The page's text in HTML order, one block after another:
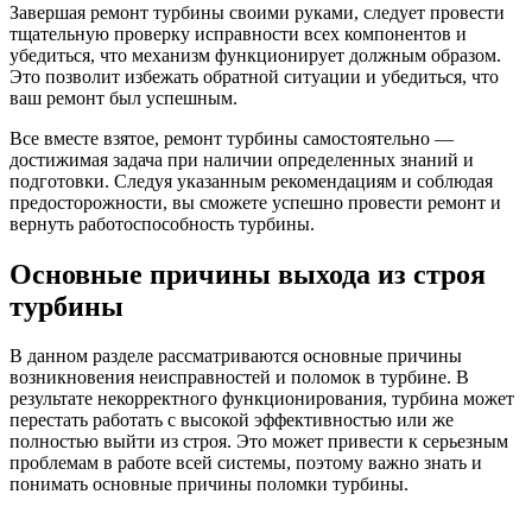
Завершая ремонт турбины своими руками, следует провести
тщательную проверку исправности всех компонентов и
убедиться, что механизм функционирует должным образом.
Это позволит избежать обратной ситуации и убедиться, что
ваш ремонт был успешным.
Все вместе взятое, ремонт турбины самостоятельно —
достижимая задача при наличии определенных знаний и
подготовки. Следуя указанным рекомендациям и соблюдая
предосторожности, вы сможете успешно провести ремонт и
вернуть работоспособность турбины.
Основные причины выхода из строя
турбины
В данном разделе рассматриваются основные причины
возникновения неисправностей и поломок в турбине. В
результате некорректного функционирования, турбина может
перестать работать с высокой эффективностью или же
полностью выйти из строя. Это может привести к серьезным
проблемам в работе всей системы, поэтому важно знать и
понимать основные причины поломки турбины.